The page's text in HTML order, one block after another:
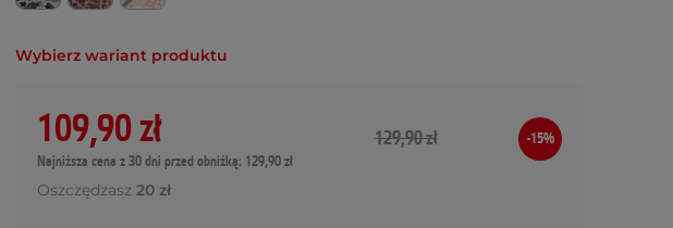
Wybierz wariant produktu
109,90 zł
Najniższa cena z 30 dni przed obniżką: 129,90 zł
129,90 zł -15%
Oszczędzasz 20 zł